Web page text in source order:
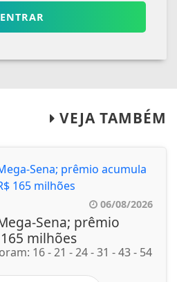
ENTRAR
VEJA TAMBÉM
06/08/2026
Sena; prêmio
milhões
16 - 21 - 24 - 31 - 43 - 54